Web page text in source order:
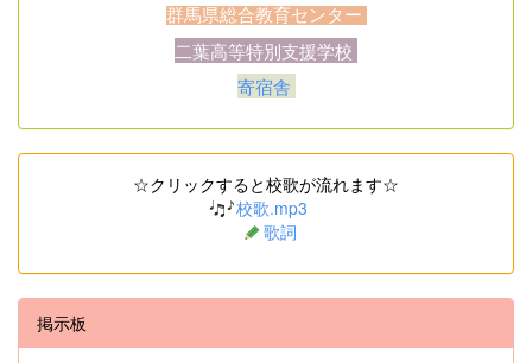
群馬県総合教育センター
二葉高等特別支援学校
寄宿舎
☆クリックすると校歌が流れます☆
校歌.mp3
歌詞
掲示板